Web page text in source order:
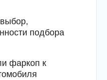
подбора
фаркоп к